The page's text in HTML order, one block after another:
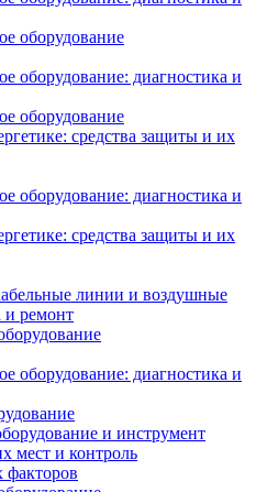
оборудование
оборудование: диагностика и
оборудование
средства защиты и их
оборудование: диагностика и
средства защиты и их
линии и воздушные
ремонт
оборудование: диагностика и
и инструмент
мест и контроль
факторов